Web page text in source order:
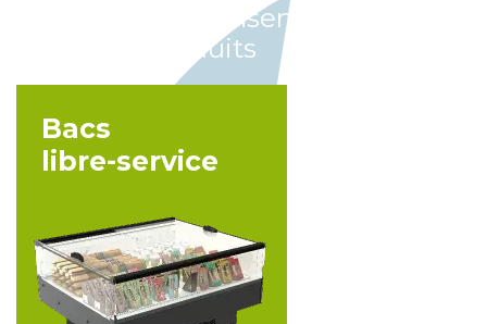
Découvrez l'ensemble
de nos produits
Bacs
libre-service